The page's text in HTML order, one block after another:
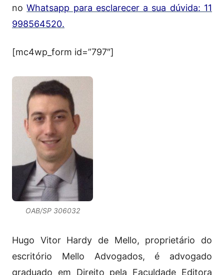
noWhatsapp para esclarecer a sua dúvida: 11
998564520.
[mc4wp_form id=”797″]
OAB/SP 306032
Hugo Vitor Hardy de Mello, proprietário do
escritório Mello Advogados, é advogado
graduado em Direito pela Faculdade Editora